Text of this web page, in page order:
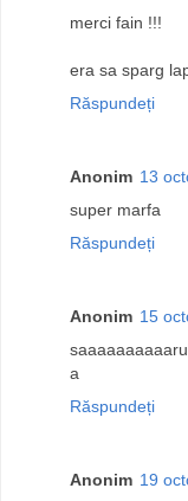
merci fain !!!
era sa sparg
Răspundeți
Anonim 13
super marfa
Răspundeți
Anonim 15
a
Răspundeți
Anonim 19